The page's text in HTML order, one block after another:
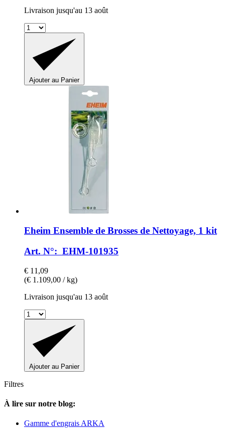
Livraison jusqu'au 13 août
Ajouter au Panier
Eheim Ensemble de Brosses de Nettoyage, 1 kit
Art. N°: EHM-101935
€ 11,09
(€ 1.109,00 / kg)
Livraison jusqu'au 13 août
Ajouter au Panier
Filtres
À lire sur notre blog:
Gamme d'engrais ARKA